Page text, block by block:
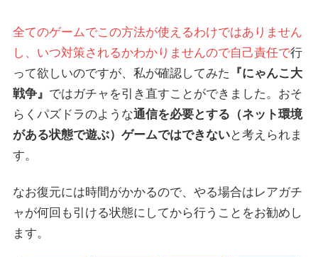
全てのゲームでこの方法が使えるわけではありません
し、いつ対策されるかわかりませんので自己責任で行
って欲しいのですが、私が確認してみた
『にゃんこ大
戦争』 ではガチャを引き直すことができました。おそ
らくパズドラのような通信を必要とする（ネット環境
がある状態で遊ぶ）ゲームではできないと考えられま
す。
なお復元には時間がかかるので、やる場合はレアガチ
ャが何回も引ける状態にしてから行うことをお勧めし
ます。